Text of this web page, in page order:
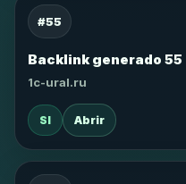
#55
Backlink generado 55
1c-ural.ru
SI Abrir